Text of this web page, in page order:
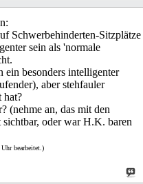
Schwerbehinderten-Sitzplätze
sein als 'normale
ein besonders intelligenter
aber stehfauler
hat?
(nehme an, das mit den
oder war H.K. baren
bearbeitet.)